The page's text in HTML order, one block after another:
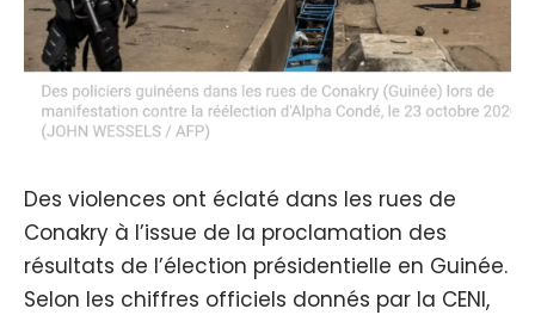
Des violences ont éclaté dans les rues de
Conakry à l’issue de la proclamation des
résultats de l’élection présidentielle en Guinée.
Selon les chiffres officiels donnés par la CENI,